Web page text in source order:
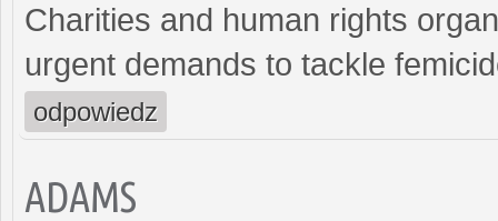
Charities and human rights
urgent demands to tackle
odpowiedz
ADAMS